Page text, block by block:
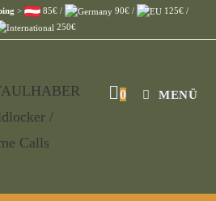
> 85€ / 90€ /
125€ /
250€
0 MENÜ